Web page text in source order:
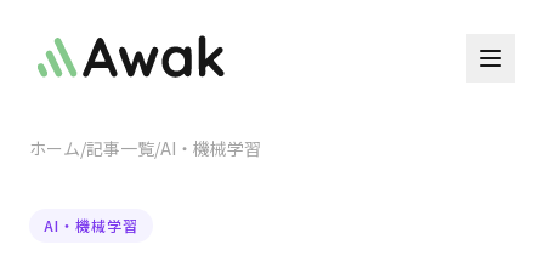
ホーム/記事一覧/AI・機械学習
AI・機械学習